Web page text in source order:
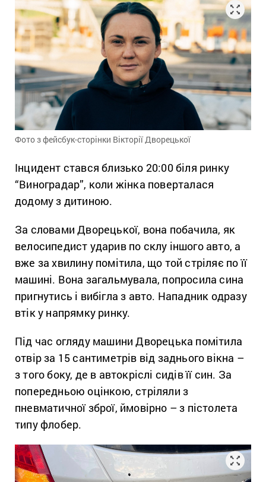
Фото з фейсбук-сторінки Вікторії Дворецької
Інцидент стався близько 20:00 біля ринку
“Виноградар”, коли жінка поверталася
додому з дитиною.
За словами Дворецької, вона побачила, як
велосипедист ударив по склу іншого авто, а
вже за хвилину помітила, що той стріляє по її
машині. Вона загальмувала, попросила сина
пригнутись і вибігла з авто. Нападник одразу
втік у напрямку ринку.
Під час огляду машини Дворецька помітила
отвір за 15 сантиметрів від заднього вікна –
з того боку, де в автокріслі сидів її син. За
попередньою оцінкою, стріляли з
пневматичної зброї, ймовірно – з пістолета
типу флобер.